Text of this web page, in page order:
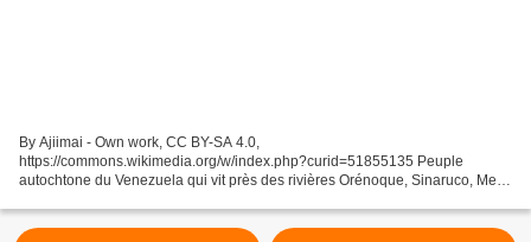
By Ajiimai - Own work, CC BY-SA 4.0,
https://commons.wikimedia.org/w/index.php?curid=51855135 Peuple
autochtone du Venezuela qui vit près des rivières Orénoque, Sinaruco, Meta